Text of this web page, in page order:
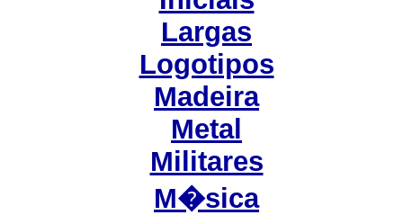
Largas
Logotipos
Madeira
Metal
Militares
M�sica